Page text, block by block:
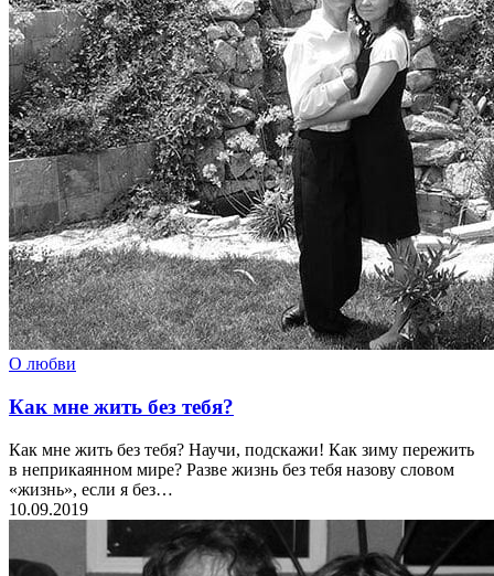
О любви
Как мне жить без тебя?
Как мне жить без тебя? Научи, подскажи! Как зиму пережить
в неприкаянном мире? Разве жизнь без тебя назову словом
«жизнь», если я без…
10.09.2019